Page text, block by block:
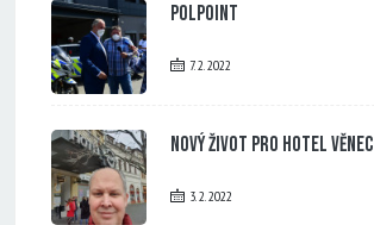
PolPoint
7. 2. 2022
Nový život pro Hotel Věnec
3. 2. 2022